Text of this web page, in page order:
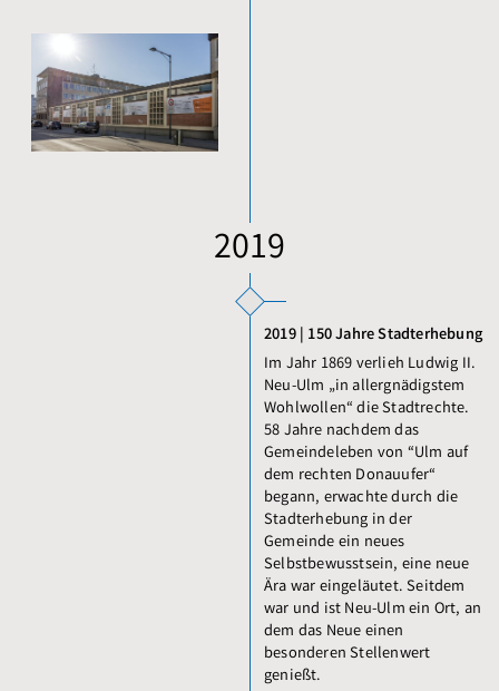
2019
2019 | 150 Jahre Stadterhebung
Im Jahr 1869 verlieh Ludwig II.
Neu-Ulm „in allergnädigstem
Wohlwollen“ die Stadtrechte.
58 Jahre nachdem das
Gemeindeleben von “Ulm auf
dem rechten Donauufer“
begann, erwachte durch die
Stadterhebung in der
Gemeinde ein neues
Selbstbewusstsein, eine neue
Ära war eingeläutet. Seitdem
war und ist Neu-Ulm ein Ort, an
dem das Neue einen
besonderen Stellenwert
genießt.